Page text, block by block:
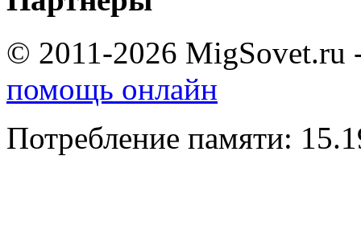
© 2011-2026 MigSovet.ru
помощь онлайн
Потребление памяти: